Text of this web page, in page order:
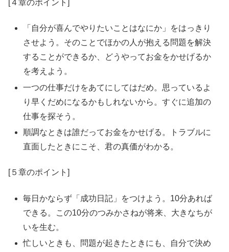
[４章のポイント]
「自分が喜んでやりたいことはなにか」をはっきり
させよう。そのことでほかの人が抱える問題を解決
することができるか、どうやってお金をかせげるか
を考えよう。
一つの仕事だけをあてにしてはだめ。思っているよ
り早くだめになるかもしれないから。すぐに追加の
仕事を探そう。
順調なときは誰だってお金をかせげる。トラブルに
直面したときにこそ、君の真価がわかる。
[５章のポイント]
毎日かならず「成功日記」をつけよう。10分あれば
できる。この10分のつみかさねが将来、大きなちが
いを生む。
忙しいときも、問題が起きたときにも、自分で決め